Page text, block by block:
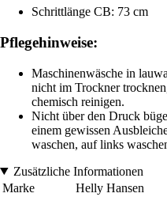
Schrittlänge CB: 73 cm
Pflegehinweise:
Maschinenwäsche in
nicht im Trockner
chemisch reinigen.
Nicht über den Druck
einem gewissen
waschen, auf links
Zusätzliche Informationen
Marke
Helly Hansen